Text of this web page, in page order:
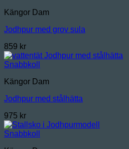
Kängor Dam
Jodhpur med grov sula
859 kr
Snabbkoll
Kängor Dam
Jodhpur med stålhätta
975 kr
Snabbkoll